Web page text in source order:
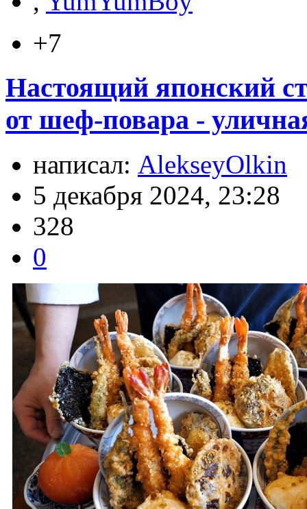
+7
Настоящий японский
от шеф-повара -
написал: AlekseyOlkin
5 декабря 2024, 23:28
328
0